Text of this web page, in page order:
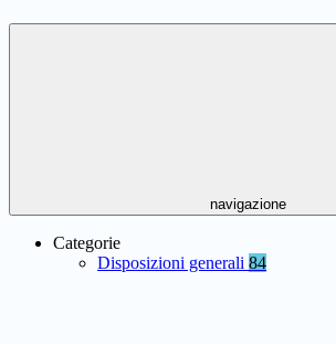
navigazione
Categorie
Disposizioni generali 84